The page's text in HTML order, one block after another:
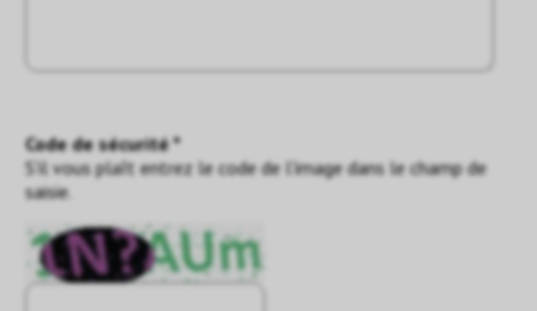
Code de sécurité *
S'il vous plaît entrez le code de l'image dans le champ de
saisie.